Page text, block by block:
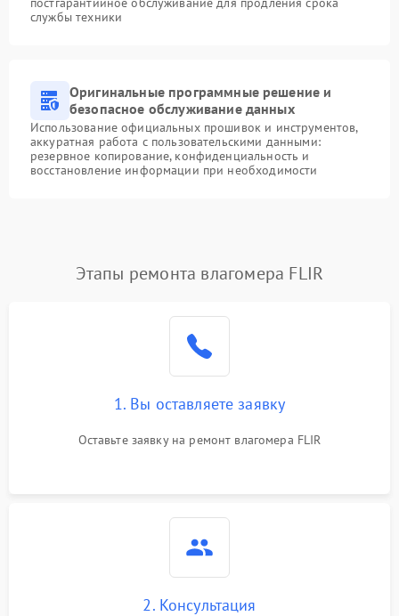
службы техники
Оригинальные программные решение и
безопасное обслуживание данных
Использование официальных прошивок и инструментов,
аккуратная работа с пользовательскими данными:
резервное копирование, конфиденциальность и
восстановление информации при необходимости
Этапы ремонта влагомера FLIR
1. Вы оставляете заявку
Оставьте заявку на ремонт влагомера FLIR
2. Консультация